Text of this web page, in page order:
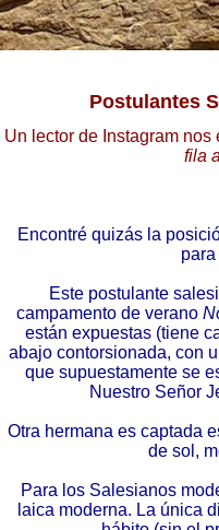
Postulantes
Un lector de Instagram nos
fila
Encontré quizás la
Este postulante
campamento de verano
están expuestas (tiene
abajo contorsionada, con
que supuestamente se
Nuestro Señor
Otra hermana es captada
de sol,
Para los Salesianos
laica moderna. La única